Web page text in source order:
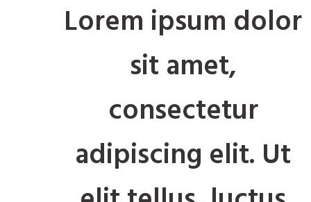
Lorem ipsum dolor
sit amet,
consectetur
adipiscing elit. Ut